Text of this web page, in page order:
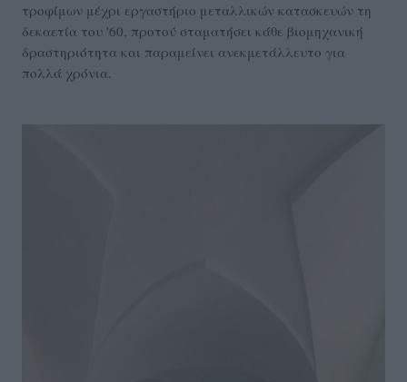
τροφίμων μέχρι εργαστήριο μεταλλικών κατασκευών τη
δεκαετία του '60, προτού σταματήσει κάθε βιομηχανική
δραστηριότητα και παραμείνει ανεκμετάλλευτο για
πολλά χρόνια.